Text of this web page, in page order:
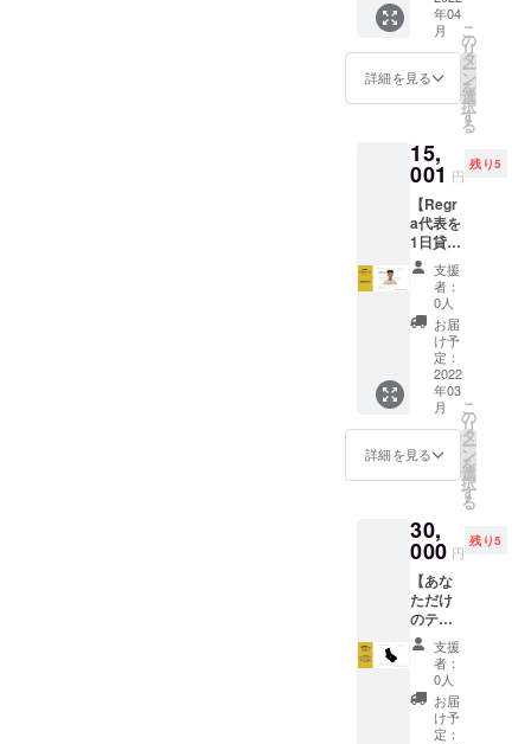
加権の
価格を
上乗せ
る値段
設定に
す。
提供と
なりま
す。 ・
備考欄
カナフ
ルネー
ム）で
ご記入
下さ
い。 ・
送料、
消費税
込みの
値段設
定で
す。靴
下本来
の価格
に、ス
カーや
手紙の
してい
る値段
設定に
してお
りま
す。
い致し
ます。
・備考
欄にお
ナフル
ネー
ム）の
ご記入
を宜し
くお願
い致し
ます。
・面会
する場
合には
必ず公
共の場
で面会
させて
頂きま
す。 ・
ラウド
ファン
ディン
グ終了
後、ご
登録頂
いてい
るメー
ルアド
レス宛
にご連
絡させ
本当に
ありが
とうご
ざいま
す。 ②
お礼の
セージ
を動画
にてお
送りさ
せて頂
きま
す。 ▼
注意 ・
備考欄
にお名
前（漢
字/カタ
カナフ
ルネー
ム）で
ご記入
下さ
年04
月
詳細を見る
こ
の
リ
タ
ー
ン
を
選
択
す
る
15,
001 円
残り5
【Regr
a代表を
1日貸し
出
し！？
容
①Regr
a代表吉
村俊輔
15000
円/日で
貸し出
し ▼詳
細 ・マ
やイベ
ント運
営、
Regra
の講演
会はも
ちろ
ん、
引っ越
しのお
手伝い
から、
支援
者：
0人
お届
け予
定：
2022
年03
月
詳細を見る
こ
の
リ
タ
ー
ン
を
選
択
す
る
30,
000 円
残り5
【あな
ただけ
のテキ
ストを
靴下に
刻みま
しょ
う】 ▼
内容 ①
支援
者：
0人
お届
け予
定：